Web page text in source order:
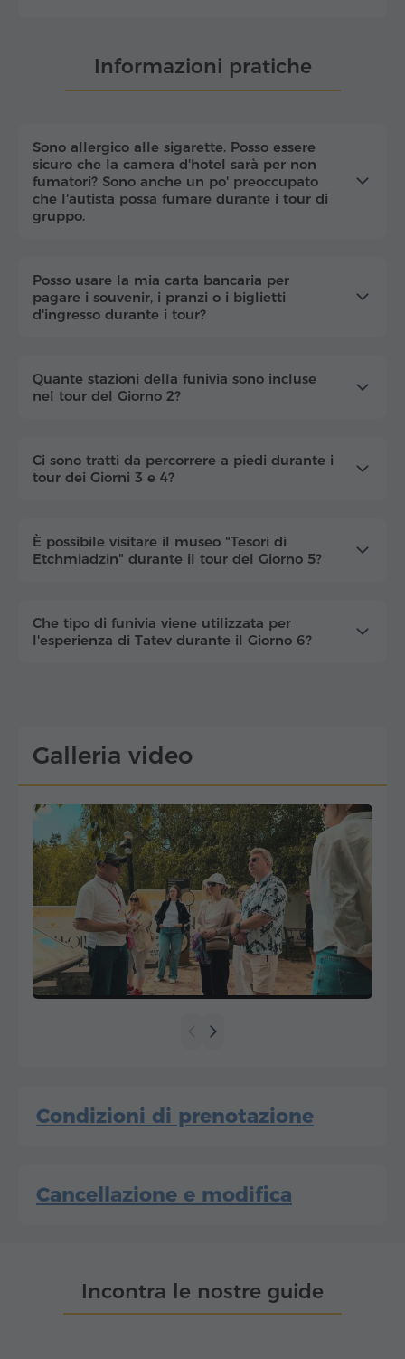
Informazioni pratiche
Sono allergico alle sigarette. Posso essere
sicuro che la camera d'hotel sarà per non
fumatori? Sono anche un po' preoccupato
che l'autista possa fumare durante i tour di
gruppo.
Posso usare la mia carta bancaria per
pagare i souvenir, i pranzi o i biglietti
d'ingresso durante i tour?
Quante stazioni della funivia sono incluse
nel tour del Giorno 2?
Ci sono tratti da percorrere a piedi durante i
tour dei Giorni 3 e 4?
È possibile visitare il museo "Tesori di
Etchmiadzin" durante il tour del Giorno 5?
Che tipo di funivia viene utilizzata per
l'esperienza di Tatev durante il Giorno 6?
Galleria video
Condizioni di prenotazione
Cancellazione e modifica
Incontra le nostre guide